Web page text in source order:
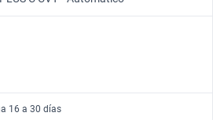
16 a 30 días